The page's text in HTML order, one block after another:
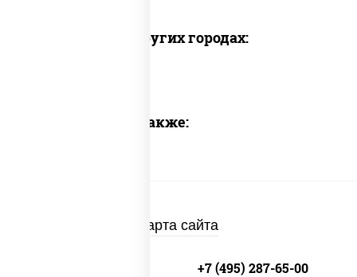
Доставка в других городах:
Предлагаем также:
Карта сайта
+7 (495) 287-65-00